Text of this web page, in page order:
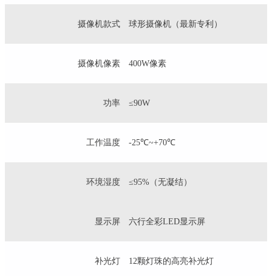
摄像机款式 球形摄像机（最新专利）
摄像机像素 400W像素
功率 ≤90W
工作温度 -25℃~+70℃
环境湿度 ≤95%（无凝结）
显示屏 六行全彩LED显示屏
补光灯 12颗灯珠的高亮补光灯